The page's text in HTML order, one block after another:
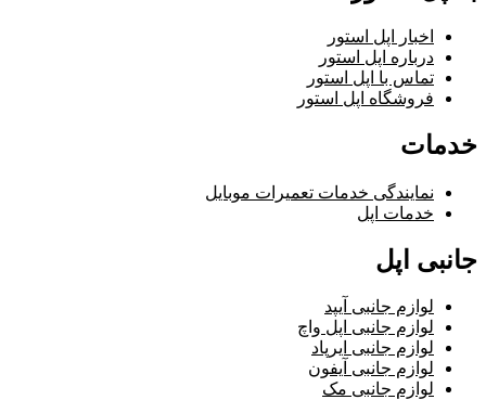
اخبار اپل استور
درباره اپل استور
تماس با اپل استور
فروشگاه اپل استور
خدمات
نمایندگی خدمات تعمیرات موبایل
خدمات اپل
جانبی اپل
لوازم جانبی آیپد
لوازم جانبی اپل واچ
لوازم جانبی ایرپاد
لوازم جانبی آیفون
لوازم جانبی مک